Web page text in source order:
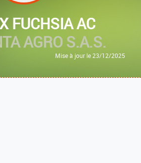
FUCHSIA AC
AGRO S.A.S.
Mise à jour le 23/12/2025